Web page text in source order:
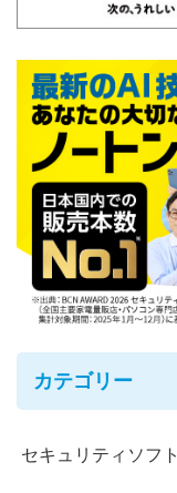
カテゴリー
セキュリティソフト